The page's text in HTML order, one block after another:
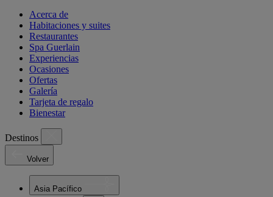
Acerca de
Habitaciones y suites
Restaurantes
Spa Guerlain
Experiencias
Ocasiones
Ofertas
Galería
Tarjeta de regalo
Bienestar
Destinos
Volver
Asia Pacífico